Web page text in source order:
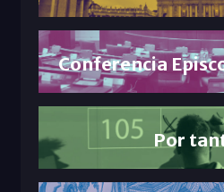
Conferencia
Por